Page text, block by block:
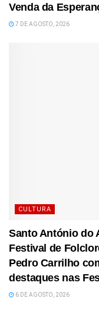
Venda da
7 DE AGOSTO, 2026
CULTURA
Santo António do
Festival de
Pedro Carrilho
destaques nas
6 DE AGOSTO, 2026